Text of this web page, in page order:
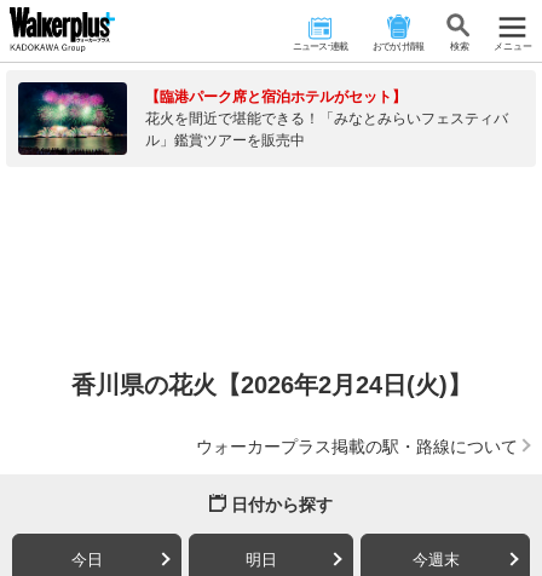
ニュース･連載 おでかけ情報 検 索 メニュー
【臨港パーク席と宿泊ホテルがセット】
花火を間近で堪能できる！「みなとみらいフェスティバ
ル」鑑賞ツアーを販売中
香川県の花火【2026年2月24日(火)】
ウォーカープラス掲載の駅・路線について
日付から探す
今日 明日 今週末